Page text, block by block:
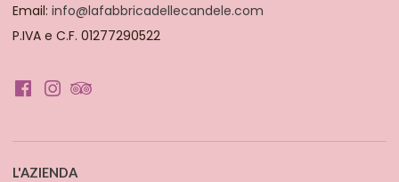
Email: info@lafabbricadellecandele.com
P.IVA e C.F. 01277290522
L'AZIENDA